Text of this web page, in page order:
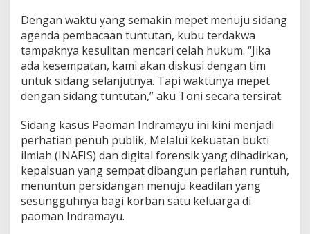
Dengan waktu yang semakin mepet menuju sidang
agenda pembacaan tuntutan, kubu terdakwa
tampaknya kesulitan mencari celah hukum. “Jika
ada kesempatan, kami akan diskusi dengan tim
untuk sidang selanjutnya. Tapi waktunya mepet
dengan sidang tuntutan,” aku Toni secara tersirat.
Sidang kasus Paoman Indramayu ini kini menjadi
perhatian penuh publik, Melalui kekuatan bukti
ilmiah (INAFIS) dan digital forensik yang dihadirkan,
kepalsuan yang sempat dibangun perlahan runtuh,
menuntun persidangan menuju keadilan yang
sesungguhnya bagi korban satu keluarga di
paoman Indramayu.